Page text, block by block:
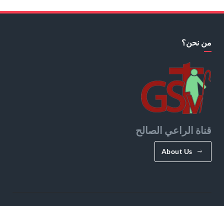
من نحن؟
قناة الراعي الصالح
About Us